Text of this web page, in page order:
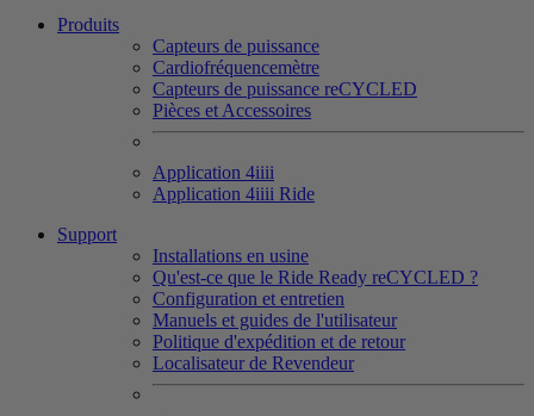
Produits
Capteurs de puissance
Cardiofréquencemètre
Capteurs de puissance reCYCLED
Pièces et Accessoires
Application 4iiii
Application 4iiii Ride
Support
Installations en usine
Qu'est-ce que le Ride Ready reCYCLED ?
Configuration et entretien
Manuels et guides de l'utilisateur
Politique d'expédition et de retour
Localisateur de Revendeur